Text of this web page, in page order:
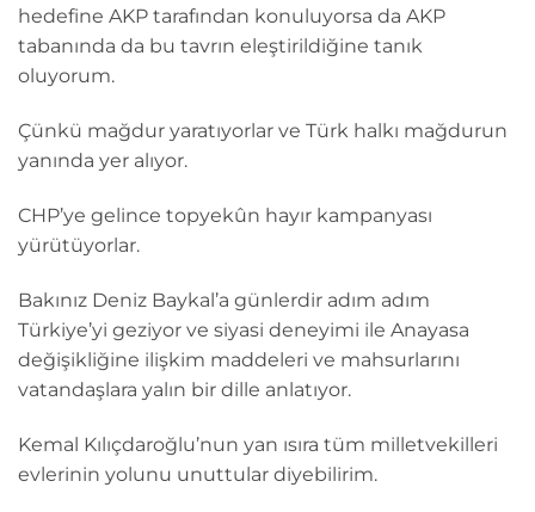
hedefine AKP tarafından konuluyorsa da AKP
tabanında da bu tavrın eleştirildiğine tanık
oluyorum.
Çünkü mağdur yaratıyorlar ve Türk halkı mağdurun
yanında yer alıyor.
CHP’ye gelince topyekûn hayır kampanyası
yürütüyorlar.
Bakınız Deniz Baykal’a günlerdir adım adım
Türkiye’yi geziyor ve siyasi deneyimi ile Anayasa
değişikliğine ilişkim maddeleri ve mahsurlarını
vatandaşlara yalın bir dille anlatıyor.
Kemal Kılıçdaroğlu’nun yan ısıra tüm milletvekilleri
evlerinin yolunu unuttular diyebilirim.